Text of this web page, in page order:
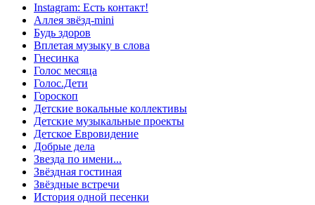
Instagram: Есть контакт!
Аллея звёзд-mini
Будь здоров
Вплетая музыку в слова
Гнесинка
Голос месяца
Голос.Дети
Гороскоп
Детские вокальные коллективы
Детские музыкальные проекты
Детское Евровидение
Добрые дела
Звезда по имени...
Звёздная гостиная
Звёздные встречи
История одной песенки